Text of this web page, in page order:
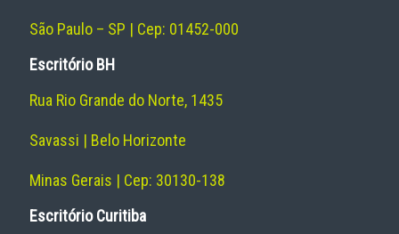
São Paulo – SP | Cep: 01452-000
Escritório BH
Rua Rio Grande do Norte, 1435
Savassi | Belo Horizonte
Minas Gerais | Cep: 30130-138
Escritório Curitiba